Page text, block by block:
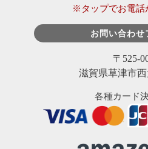
※タップでお電話
お問い合わせ
〒525-
滋賀県草津市
各種カード